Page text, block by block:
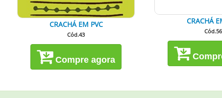
CRACHÁ EM PVC
Cód.43
Compre agora
CRACHÁ
Cód.56